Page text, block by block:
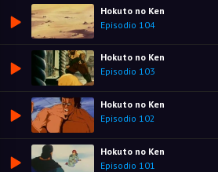
Hokuto no Ken
Episodio 104
Hokuto no Ken
Episodio 103
Hokuto no Ken
Episodio 102
Hokuto no Ken
Episodio 101